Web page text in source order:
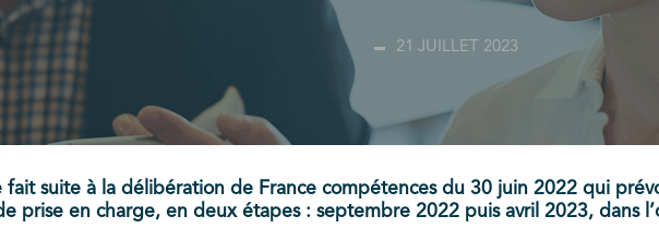
21 JUILLET 2023
fait suite à la délibération de France compétences du 30 juin 2022 qui
prise en charge, en deux étapes : septembre 2022 puis avril 2023, dans